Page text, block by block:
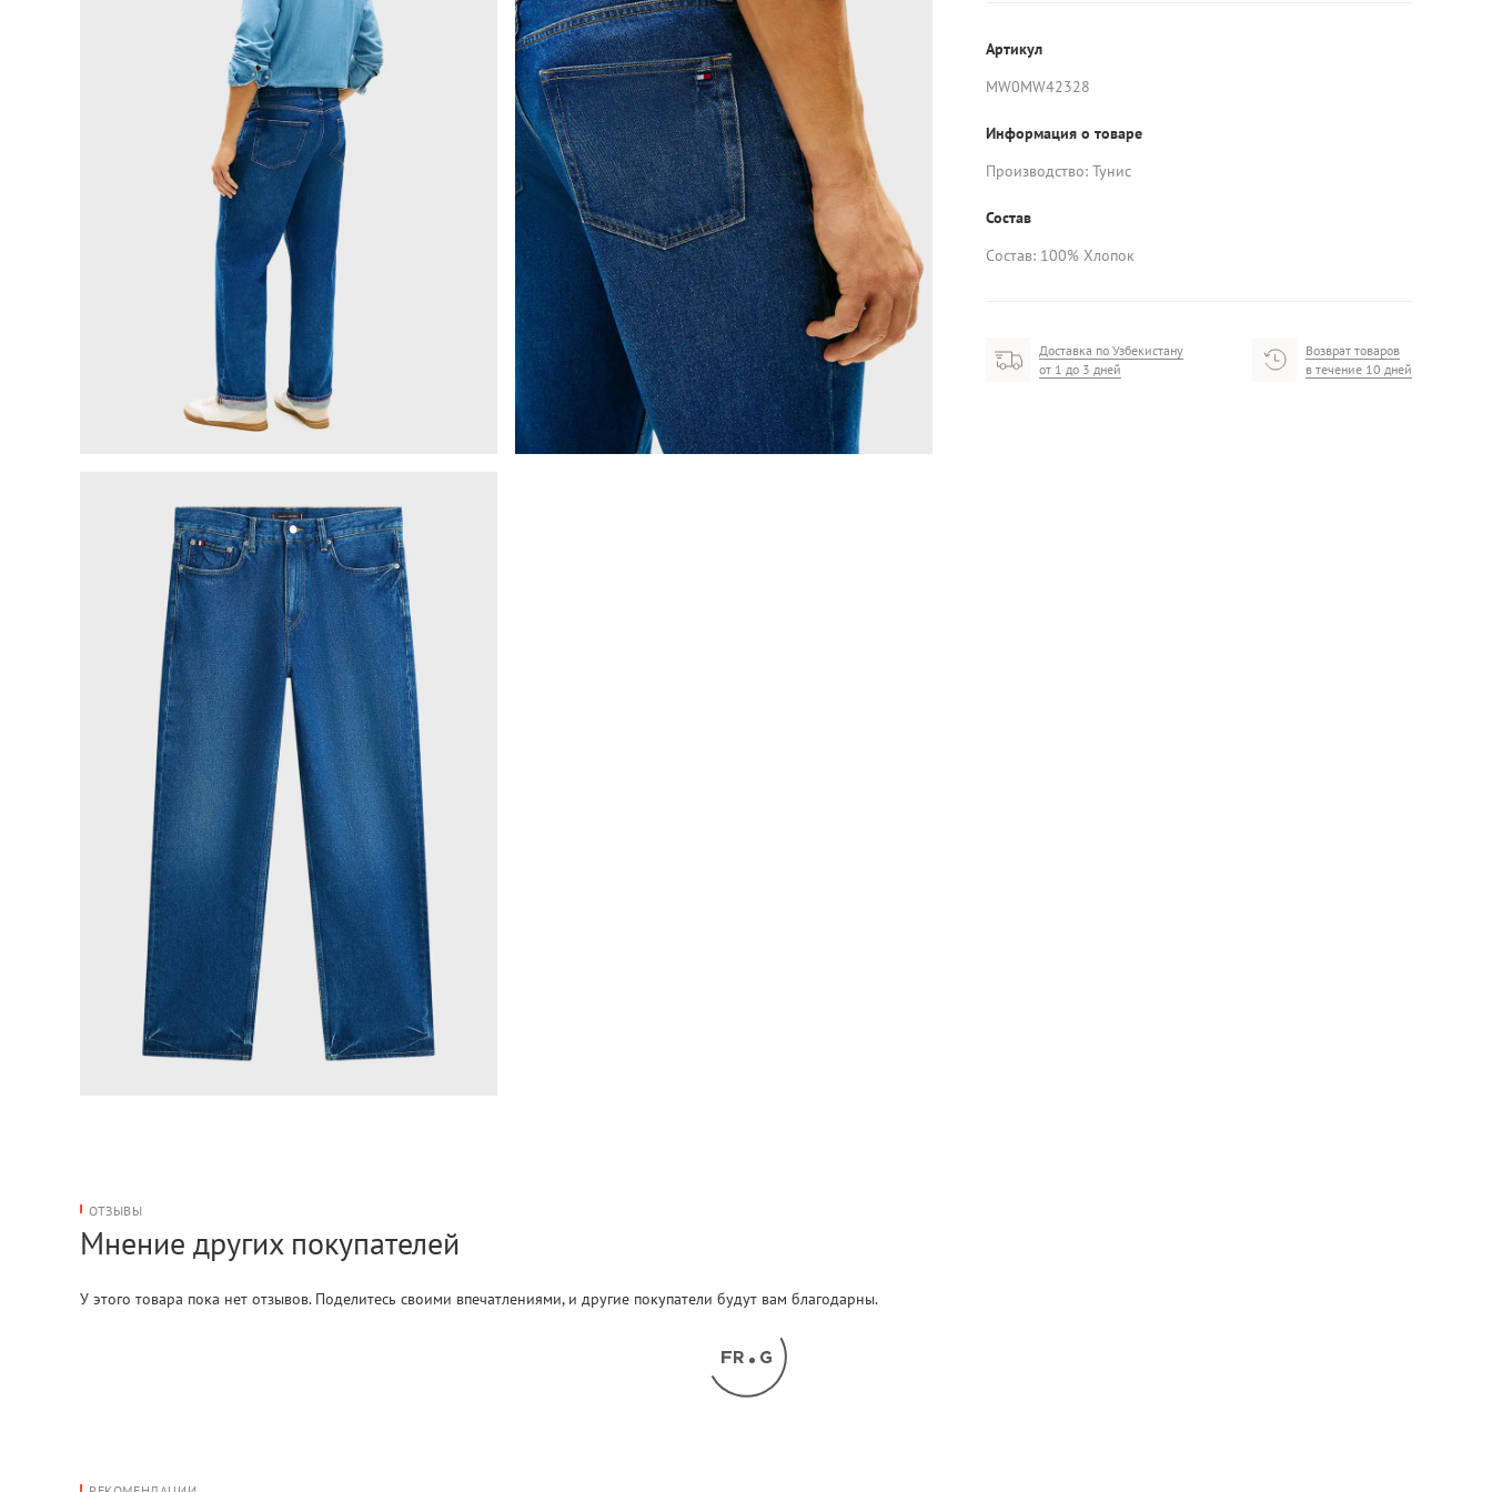
Артикул
MW0MW42328
Информация о товаре
Производство: Тунис
Состав
Состав: 100% Хлопок
Доставка по Узбекистану
от 1 до 3 дней
Возврат товаров
в течение 10 дней
ОТЗЫВЫ
Мнение других покупателей
У этого товара пока нет отзывов. Поделитесь своими впечатлениями, и другие покупатели будут вам благодарны.